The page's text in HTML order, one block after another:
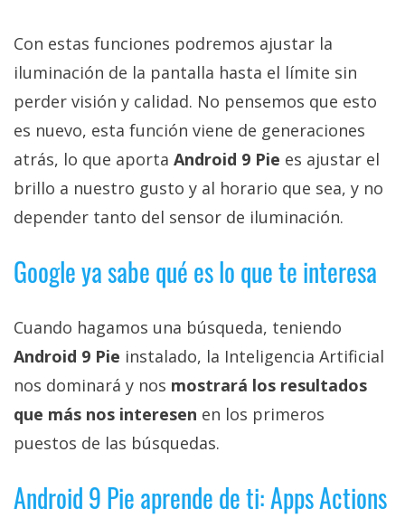
Con estas funciones podremos ajustar la
iluminación de la pantalla hasta el límite sin
perder visión y calidad. No pensemos que esto
es nuevo, esta función viene de generaciones
atrás, lo que aporta Android 9 Pie es ajustar el
brillo a nuestro gusto y al horario que sea, y no
depender tanto del sensor de iluminación.
Google ya sabe qué es lo que te interesa
Cuando hagamos una búsqueda, teniendo
Android 9 Pie instalado, la Inteligencia Artificial
nos dominará y nos mostrará los resultados
que más nos interesen en los primeros
puestos de las búsquedas.
Android 9 Pie aprende de ti: Apps Actions